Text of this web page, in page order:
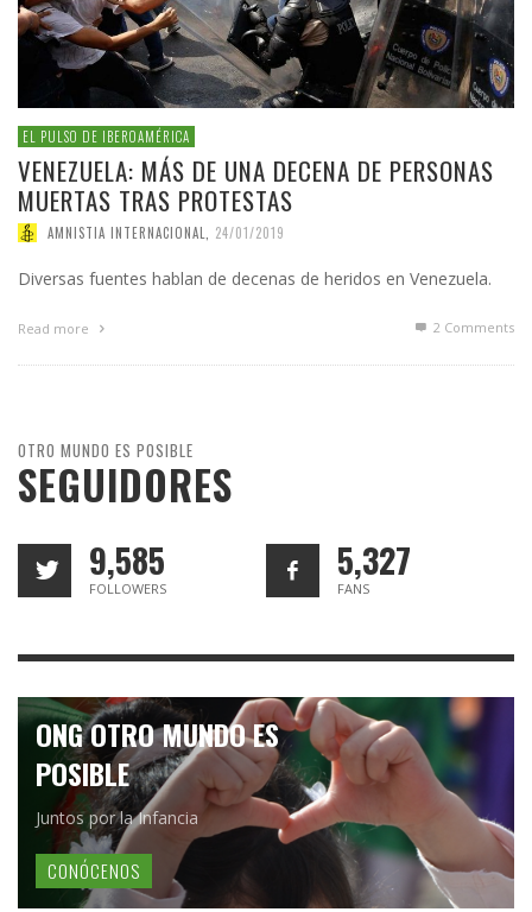
EL PULSO DE IBEROAMÉRICA
VENEZUELA: MÁS DE UNA DECENA DE PERSONAS
MUERTAS TRAS PROTESTAS
AMNISTIA INTERNACIONAL 24/01/2019
Diversas fuentes hablan de decenas de heridos en Venezuela.
Read more 2 Comments
OTRO MUNDO ES POSIBLE
SEGUIDORES
9,585
FOLLOWERS
5,327
FANS
ONG OTRO MUNDO ES
POSIBLE
Juntos por la Infancia
CONÓCENOS